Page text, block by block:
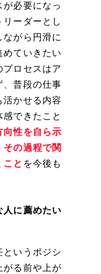
必要になっ
ーダーとし
がら円滑に
ていきたい
プロセスはア
、普段の仕事
かせる内容
できたこと
向性を自ら示
その過程で関
と を今後も
人に薦めたい
いうポジシ
がる前や上が